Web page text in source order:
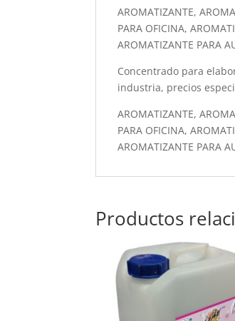
AROMATIZANTE,
PARA OFICINA,
AROMATIZANTE PARA
Concentrado para
industria, precios
AROMATIZANTE,
PARA OFICINA,
AROMATIZANTE PARA
Productos